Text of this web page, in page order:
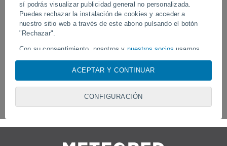
sí podrás visualizar publicidad general no personalizada.
Puedes rechazar la instalación de cookies y acceder a
nuestro sitio web a través de este abono pulsando el botón
"Rechazar".
Con su consentimiento, nosotros y nuestros socios usamos
cookies, identificadores únicos o tecnologías similares para
almacenar, acceder y procesar datos personales como su
identificadores de cookies. Es posible que algunos
proveedores traten tus datos personales en virtud de un
interés legítimo, algo a lo que puedes oponerte. Para ello,
datos en cualquier momento haciendo clic en"Configurar"o
ACEPTAR Y CONTINUAR
CONFIGURACIÓN
Tornados y lluvias torrenciales en
Síguenos